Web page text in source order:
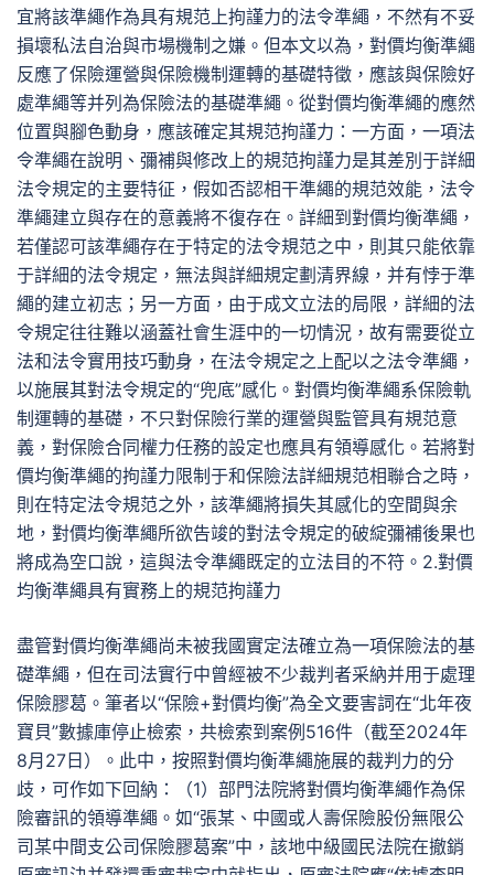
宜將該準繩作為具有規范上拘謹力的法令準繩，不然有不妥
損壞私法自治與市場機制之嫌。但本文以為，對價均衡準繩
反應了保險運營與保險機制運轉的基礎特徵，應該與保險好
處準繩等并列為保險法的基礎準繩。從對價均衡準繩的應然
位置與腳色動身，應該確定其規范拘謹力：一方面，一項法
令準繩在說明、彌補與修改上的規范拘謹力是其差別于詳細
法令規定的主要特征，假如否認相干準繩的規范效能，法令
準繩建立與存在的意義將不復存在。詳細到對價均衡準繩，
若僅認可該準繩存在于特定的法令規范之中，則其只能依靠
于詳細的法令規定，無法與詳細規定劃清界線，并有悖于準
繩的建立初志；另一方面，由于成文立法的局限，詳細的法
令規定往往難以涵蓋社會生涯中的一切情況，故有需要從立
法和法令實用技巧動身，在法令規定之上配以之法令準繩，
以施展其對法令規定的“兜底”感化。對價均衡準繩系保險軌
制運轉的基礎，不只對保險行業的運營與監管具有規范意
義，對保險合同權力任務的設定也應具有領導感化。若將對
價均衡準繩的拘謹力限制于和保險法詳細規范相聯合之時，
則在特定法令規范之外，該準繩將損失其感化的空間與余
地，對價均衡準繩所欲告竣的對法令規定的破綻彌補後果也
將成為空口說，這與法令準繩既定的立法目的不符。2.對價
均衡準繩具有實務上的規范拘謹力
盡管對價均衡準繩尚未被我國實定法確立為一項保險法的基
礎準繩，但在司法實行中曾經被不少裁判者采納并用于處理
保險膠葛。筆者以“保險+對價均衡”為全文要害詞在“北年夜
寶貝”數據庫停止檢索，共檢索到案例516件（截至2024年
8月27日）。此中，按照對價均衡準繩施展的裁判力的分
歧，可作如下回納：（1）部門法院將對價均衡準繩作為保
險審訊的領導準繩。如“張某、中國或人壽保險股份無限公
司某中間支公司保險膠葛案”中，該地中級國民法院在撤銷